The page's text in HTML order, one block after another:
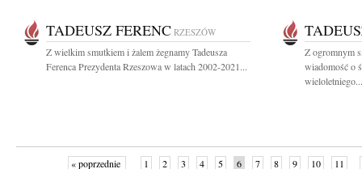
TADEUSZ FERENC RZESZÓW
Z wielkim smutkiem i żalem żegnamy Tadeusza
Ferenca Prezydenta Rzeszowa w latach 2002-2021...
Z ogromnym
wiadomość o
wieloletniego...
« poprzednie 1 2 3 4 5 6 7 8 9 10 11